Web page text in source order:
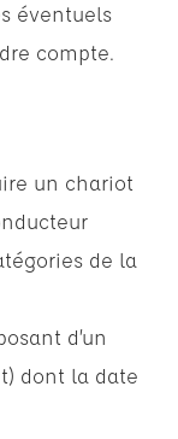
éventuels
compte.
un chariot
de la
d’un
dont la date